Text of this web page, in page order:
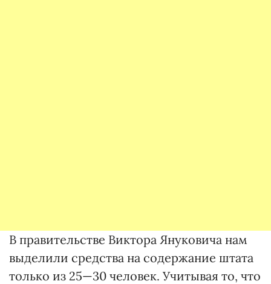
В правительстве Виктора Януковича нам
выделили средства на содержание штата
только из 25—30 человек. Учитывая то, что